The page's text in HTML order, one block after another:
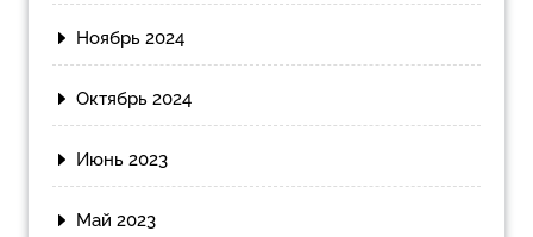
Ноябрь 2024
Октябрь 2024
Июнь 2023
Май 2023